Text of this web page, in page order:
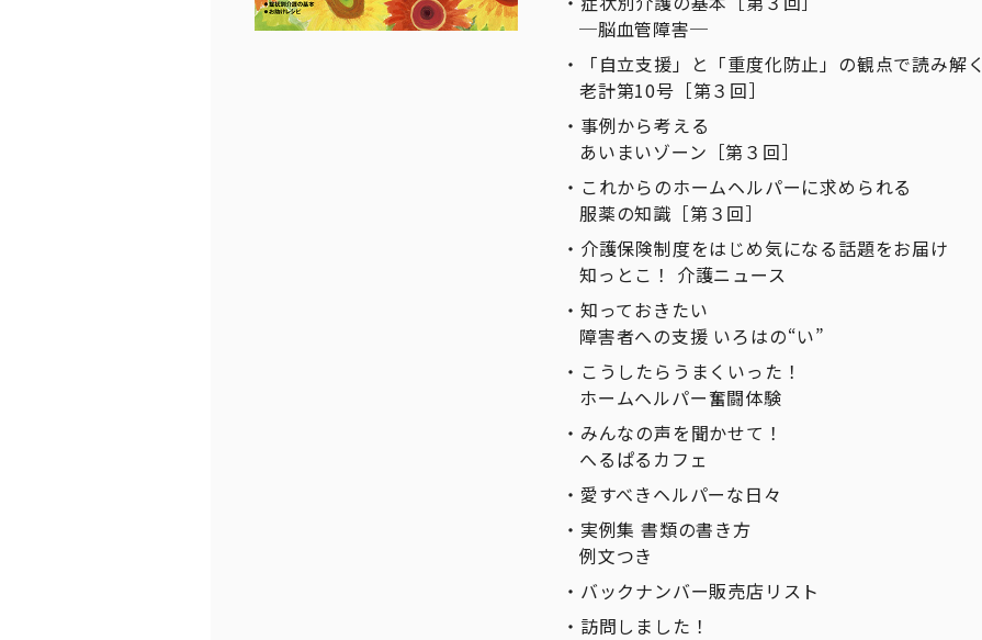
─脳血管障害─
「自立支援」と「重度化防止」の観点で読み解く
老計第10号［第３回］
事例から考える
あいまいゾーン［第３回］
これからのホームヘルパーに求められる
服薬の知識［第３回］
介護保険制度をはじめ気になる話題をお届け
知っとこ！ 介護ニュース
知っておきたい
障害者への支援 いろはの“い”
こうしたらうまくいった！
ホームヘルパー奮闘体験
みんなの声を聞かせて！
へるぱるカフェ
愛すべきヘルパーな日々
実例集 書類の書き方
例文つき
バックナンバー販売店リスト
訪問しました！